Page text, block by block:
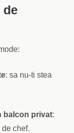
de
: sa nu-ti stea
balcon privat:
chef.